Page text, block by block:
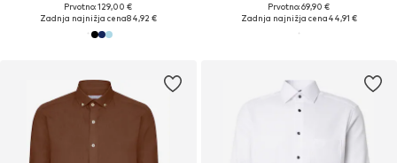
Prvotno: 129,00 €
Zadnja najnižja cena84,92 €
Prvotno: 69,90 €
Zadnja najnižja cena44,91 €